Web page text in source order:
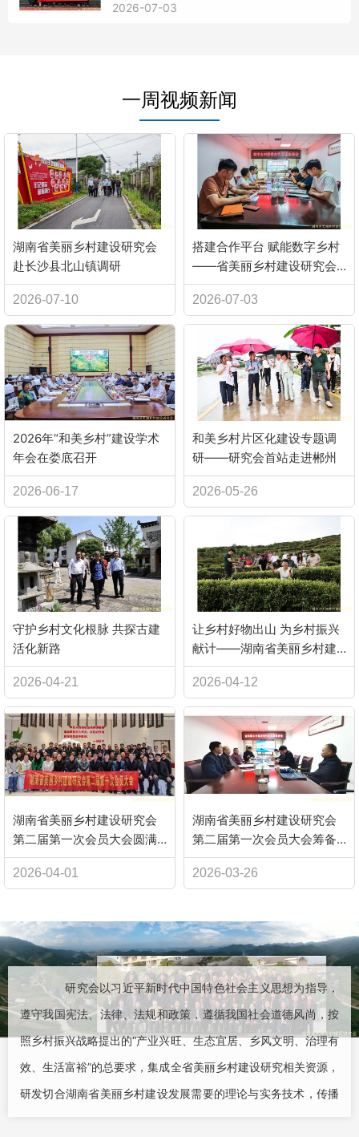
2026-07-03
一周视频新闻
湖南省美丽乡村建设研究会
赴长沙县北山镇调研
2026-07-10
搭建合作平台 赋能数字乡村
——省美丽乡村建设研究会
召开“数字乡村”建设合作交流
座谈会
2026-07-03
2026年“和美乡村”建设学术
年会在娄底召开
2026-06-17
和美乡村片区化建设专题调
研——研究会首站走进郴州
2026-05-26
守护乡村文化根脉 共探古建
活化新路
2026-04-21
让乡村好物出山 为乡村振兴
献计——湖南省美丽乡村建
设研究会专家学者赴茶陵县
双泉村指导交流
2026-04-12
湖南省美丽乡村建设研究会
第二届第一次会员大会圆满
召开
2026-04-01
湖南省美丽乡村建设研究会
第二届第一次会员大会筹备
工作会
2026-03-26
研究会以习近平新时代中国特色社会主义思想为指导，
遵守我国宪法、法律、法规和政策，遵循我国社会道德风尚，按
照乡村振兴战略提出的“产业兴旺、生态宜居、乡风文明、治理有
效、生活富裕”的总要求，集成全省美丽乡村建设研究相关资源，
研发切合湖南省美丽乡村建设发展需要的理论与实务技术，传播